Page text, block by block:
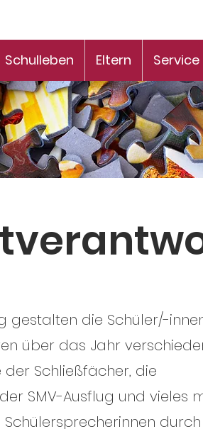
Schulleben Eltern Service
gestalten die Schüler/-
über das Jahr
der Schließfächer, die
SMV-Ausflug und vieles